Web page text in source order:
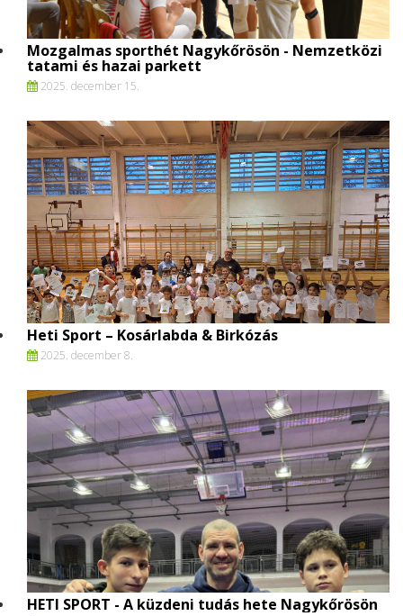
Mozgalmas sporthét Nagykőrösön - Nemzetközi
tatami és hazai parkett
2025. december 15.
Heti Sport – Kosárlabda & Birkózás
2025. december 8.
HETI SPORT - A küzdeni tudás hete Nagykőrösön